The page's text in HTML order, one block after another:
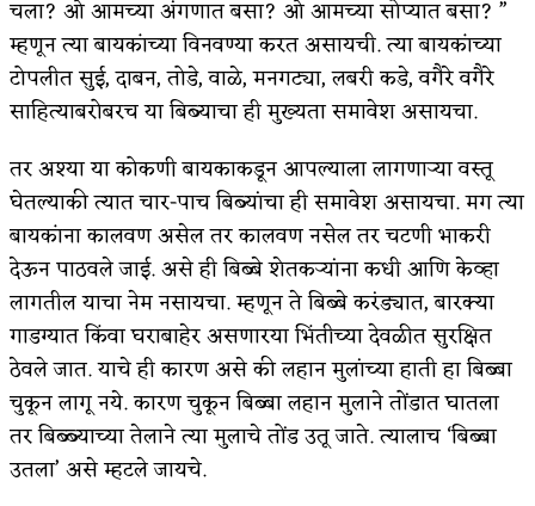
चला? ओ आमच्या अंगणात बसा? ओ आमच्या सोप्यात बसा? ”
म्हणून त्या बायकांच्या विनवण्या करत असायची. त्या बायकांच्या
टोपलीत सुई, दाबन, तोडे, वाळे, मनगट्या, लबरी कडे, वगैरे वगैरे
साहित्याबरोबरच या बिब्याचा ही मुख्यता समावेश असायचा.
तर अश्या या कोकणी बायकाकडून आपल्याला लागणाऱ्या वस्तू
घेतल्याकी त्यात चार-पाच बिब्यांचा ही समावेश असायचा. मग त्या
बायकांना कालवण असेल तर कालवण नसेल तर चटणी भाकरी
देऊन पाठवले जाई. असे ही बिब्बे शेतकऱ्यांना कधी आणि केव्हा
लागतील याचा नेम नसायचा. म्हणून ते बिब्बे करंड्यात, बारक्या
गाडग्यात किंवा घराबाहेर असणारया भिंतीच्या देवळीत सुरक्षित
ठेवले जात. याचे ही कारण असे की लहान मुलांच्या हाती हा बिब्बा
चुकून लागू नये. कारण चुकून बिब्बा लहान मुलाने तोंडात घातला
तर बिब्ब्याच्या तेलाने त्या मुलाचे तोंड उतू जाते. त्यालाच ‘बिब्बा
उतला’ असे म्हटले जायचे.